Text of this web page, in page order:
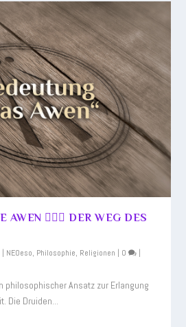
AWEN 🧙🏻‍♂️ DER WEG DES
| NEOeso, Philosophie, Religionen | 0 |
philosophischer Ansatz zur Erlangung
Die Druiden...